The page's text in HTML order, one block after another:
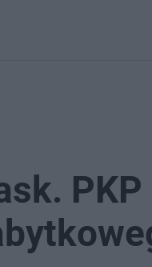
PKP